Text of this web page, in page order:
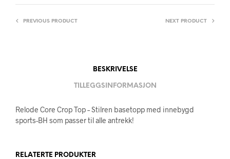
PREVIOUS PRODUCT NEXT PRODUCT
BESKRIVELSE
TILLEGGSINFORMASJON
Relode Core Crop Top – Stilren basetopp med innebygd
sports-BH som passer til alle antrekk!
RELATERTE PRODUKTER